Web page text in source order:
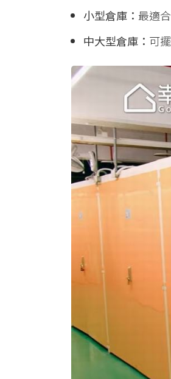
小型倉庫： 最適
中大型倉庫： 可